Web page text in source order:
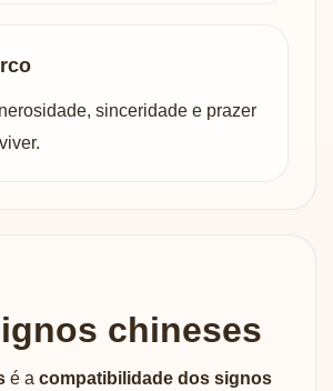
sinceridade e prazer
chineses
é a compatibilidade dos signos